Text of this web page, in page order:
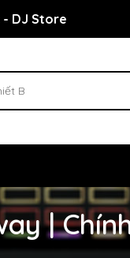
- DJ Store
chờ đợi bạn
|